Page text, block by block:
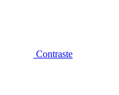
Contraste